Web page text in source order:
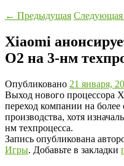
← Предыдущая Следующая
Xiaomi
O2 на 3-нм
Опубликовано 21 января,
Выход нового процессора
переход компании на
производства, хотя
нм техпроцесса.
Запись опубликована
Игры. Добавьте в закладки